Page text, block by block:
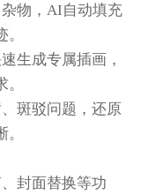
物，AI自动填充
生成专属插画，
斑驳问题，还原
封面替换等功